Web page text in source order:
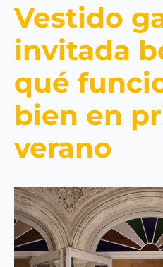
Vestido
invitada
qué
bien en
verano